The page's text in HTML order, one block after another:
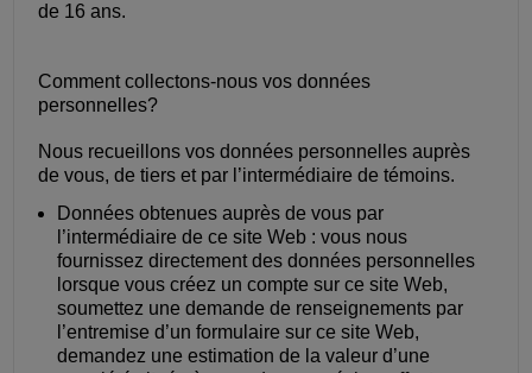
de 16 ans.
Comment collectons-nous vos données
personnelles?
Nous recueillons vos données personnelles auprès
de vous, de tiers et par l’intermédiaire de témoins.
Données obtenues auprès de vous par
l’intermédiaire de ce site Web : vous nous
fournissez directement des données personnelles
lorsque vous créez un compte sur ce site Web,
soumettez une demande de renseignements par
l’entremise d’un formulaire sur ce site Web,
demandez une estimation de la valeur d’une